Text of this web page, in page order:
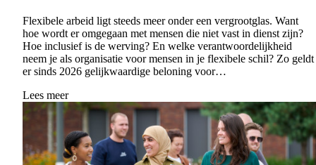
Flexibele arbeid ligt steeds meer onder een vergrootglas. Want
hoe wordt er omgegaan met mensen die niet vast in dienst zijn?
Hoe inclusief is de werving? En welke verantwoordelijkheid
neem je als organisatie voor mensen in je flexibele schil? Zo geldt
er sinds 2026 gelijkwaardige beloning voor…
Lees meer